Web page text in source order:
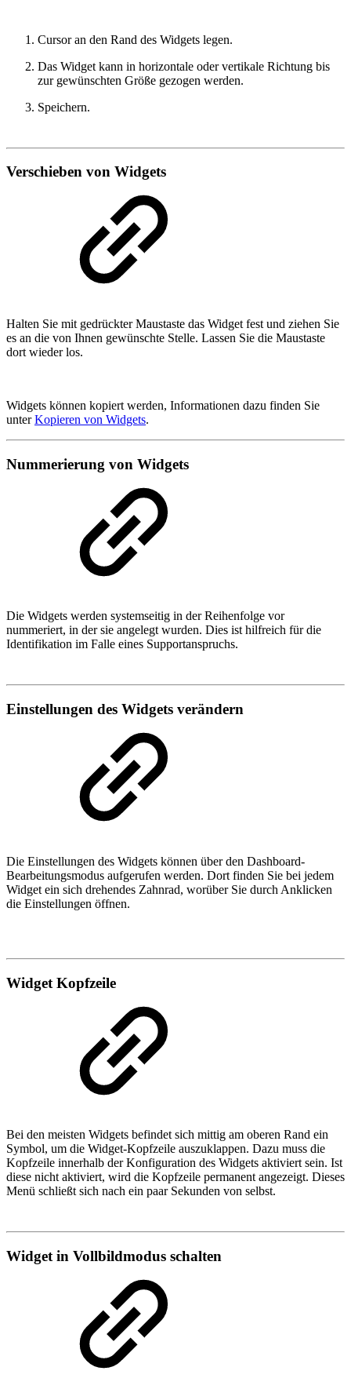
Cursor an den Rand des Widgets legen.
Das Widget kann in horizontale oder vertikale Richtung bis
zur gewünschten Größe gezogen werden.
Speichern.
Verschieben von Widgets
Halten Sie mit gedrückter Maustaste das Widget fest und ziehen Sie
es an die von Ihnen gewünschte Stelle. Lassen Sie die Maustaste
dort wieder los.
Widgets können kopiert werden, Informationen dazu finden Sie
unterKopieren von Widgets.
Nummerierung von Widgets
Die Widgets werden systemseitig in der Reihenfolge vor
nummeriert, in der sie angelegt wurden. Dies ist hilfreich für die
Identifikation im Falle eines Supportanspruchs.
Einstellungen des Widgets verändern
Die Einstellungen des Widgets können über den Dashboard-
Bearbeitungsmodus aufgerufen werden. Dort finden Sie bei jedem
Widget ein sich drehendes Zahnrad, worüber Sie durch Anklicken
die Einstellungen öffnen.
Widget Kopfzeile
Bei den meisten Widgets befindet sich mittig am oberen Rand ein
Symbol, um die Widget-Kopfzeile auszuklappen. Dazu muss die
Kopfzeile innerhalb der Konfiguration des Widgets aktiviert sein. Ist
diese nicht aktiviert, wird die Kopfzeile permanent angezeigt. Dieses
Menü schließt sich nach ein paar Sekunden von selbst.
Widget in Vollbildmodus schalten